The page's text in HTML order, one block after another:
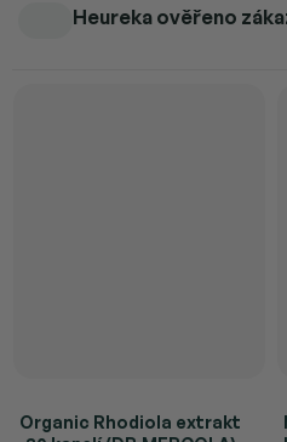
Heureka ověřeno
Organic Rhodiola extrakt